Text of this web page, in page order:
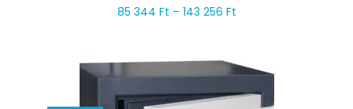
85 344 Ft – 143 256 Ft